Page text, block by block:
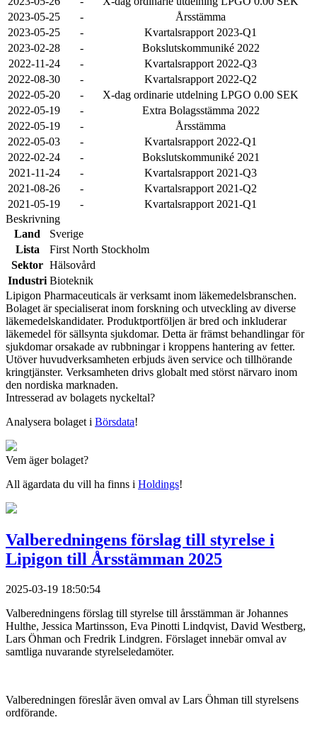
2023-05-25
-
Årsstämma
2023-05-25
-
Kvartalsrapport 2023-Q1
2023-02-28
-
Bokslutskommuniké 2022
2022-11-24
-
Kvartalsrapport 2022-Q3
2022-08-30
-
Kvartalsrapport 2022-Q2
2022-05-20
-
X-dag ordinarie utdelning LPGO 0.00 SEK
2022-05-19
-
Extra Bolagsstämma 2022
2022-05-19
-
Årsstämma
2022-05-03
-
Kvartalsrapport 2022-Q1
2022-02-24
-
Bokslutskommuniké 2021
2021-11-24
-
Kvartalsrapport 2021-Q3
2021-08-26
-
Kvartalsrapport 2021-Q2
2021-05-19
-
Kvartalsrapport 2021-Q1
Beskrivning
Land
Sverige
Lista
First North Stockholm
Sektor Hälsovård
Industri Bioteknik
Lipigon Pharmaceuticals är verksamt inom läkemedelsbranschen.
Bolaget är specialiserat inom forskning och utveckling av diverse
läkemedelskandidater. Produktportföljen är bred och inkluderar
läkemedel för sällsynta sjukdomar. Detta är främst behandlingar för
sjukdomar orsakade av rubbningar i kroppens hantering av fetter.
Utöver huvudverksamheten erbjuds även service och tillhörande
kringtjänster. Verksamheten drivs globalt med störst närvaro inom
den nordiska marknaden.
Intresserad av bolagets nyckeltal?
Analysera bolaget i Börsdata!
Vem äger bolaget?
All ägardata du vill ha finns i Holdings!
Valberedningens förslag till styrelse i
Lipigon till Årsstämman 2025
2025-03-19 18:50:54
Valberedningens förslag till styrelse till årsstämman är Johannes
Hulthe, Jessica Martinsson, Eva Pinotti Lindqvist, David Westberg,
Lars Öhman och Fredrik Lindgren. Förslaget innebär omval av
samtliga nuvarande styrelseledamöter.
Valberedningen föreslår även omval av Lars Öhman till styrelsens
ordförande.